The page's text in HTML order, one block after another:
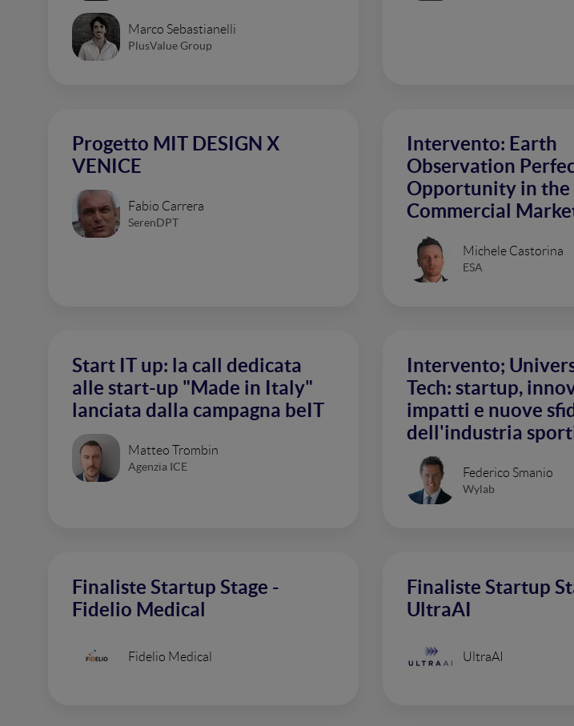
Marco Sebastianelli
PlusValue Group
Progetto MIT DESIGN X
VENICE
Fabio Carrera
SerenDPT
Intervento: Earth
Observation
Opportunity in the
Commercial
Michele Castorina
ESA
Start IT up: la call dedicata
alle start-up "Made in Italy"
lanciata dalla campagna beIT
Matteo Trombin
Agenzia ICE
Intervento;
Tech: startup,
impatti e nuove
dell'industria
Federico Smanio
Wylab
Finaliste Startup Stage -
Fidelio Medical
Fidelio Medical
Finaliste Startup
UltraAI
UltraAI